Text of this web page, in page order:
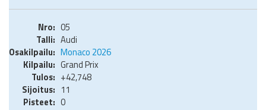
05
Audi
Monaco 2026
Grand Prix
+42,748
11
0